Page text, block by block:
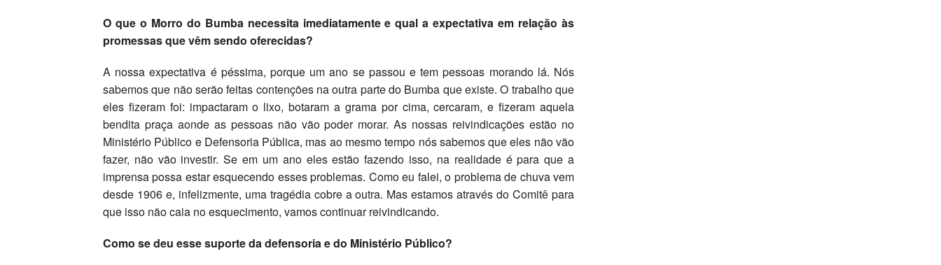
O que o Morro do Bumba necessita imediatamente e qual a expectativa em relação às
promessas que vêm sendo oferecidas?
A nossa expectativa é péssima, porque um ano se passou e tem pessoas morando lá. Nós
sabemos que não serão feitas contenções na outra parte do Bumba que existe. O trabalho que
eles fizeram foi: impactaram o lixo, botaram a grama por cima, cercaram, e fizeram aquela
bendita praça aonde as pessoas não vão poder morar. As nossas reivindicações estão no
Ministério Público e Defensoria Pública, mas ao mesmo tempo nós sabemos que eles não vão
fazer, não vão investir. Se em um ano eles estão fazendo isso, na realidade é para que a
imprensa possa estar esquecendo esses problemas. Como eu falei, o problema de chuva vem
desde 1906 e, infelizmente, uma tragédia cobre a outra. Mas estamos através do Comitê para
que isso não caia no esquecimento, vamos continuar reivindicando.
Como se deu esse suporte da defensoria e do Ministério Público?